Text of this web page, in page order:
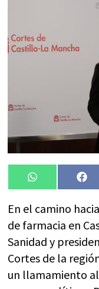
Compartir
en
WhatsApp
en
En el camino
de farmacia en
Sanidad y
Cortes de la
un llamamiento